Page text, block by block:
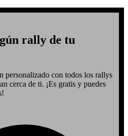
rally de tu
personalizado con todos los rallys
cerca de ti. ¡Es gratis y puedes